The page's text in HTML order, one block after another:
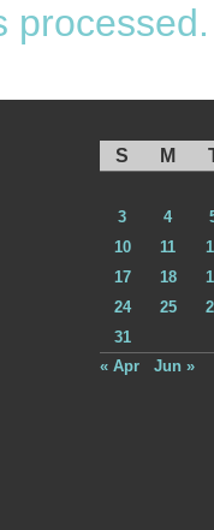
processed.
S M
3 4
10
11
17
18
24
25
31
« Apr
Jun »